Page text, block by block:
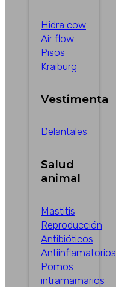
Hidra cow
Air flow
Pisos
Kraiburg
Vestimenta
Delantales
Salud
animal
Mastitis
Reproducción
Antibióticos
Antiinflamatorios
Pomos
intramamarios